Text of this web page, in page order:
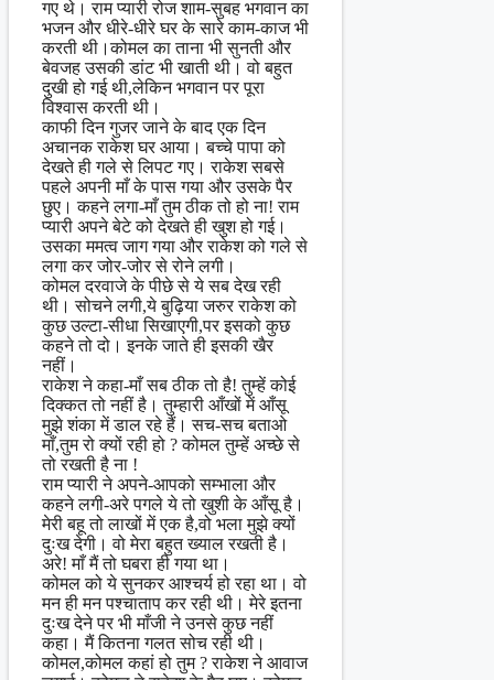
गए थे। राम प्यारी रोज शाम-सुबह भगवान का
भजन और धीरे-धीरे घर के सारे काम-काज भी
करती थी।कोमल का ताना भी सुनती और
बेवजह उसकी डांट भी खाती थी। वो बहुत
दुखी हो गई थी,लेकिन भगवान पर पूरा
विश्वास करती थी।
काफी दिन गुजर जाने के बाद एक दिन
अचानक राकेश घर आया। बच्चे पापा को
देखते ही गले से लिपट गए। राकेश सबसे
पहले अपनी माँ के पास गया और उसके पैर
छुए। कहने लगा-माँ तुम ठीक तो हो ना! राम
प्यारी अपने बेटे को देखते ही खुश हो गई।
उसका ममत्व जाग गया और राकेश को गले से
लगा कर जोर-जोर से रोने लगी।
कोमल दरवाजे के पीछे से ये सब देख रही
थी। सोचने लगी,ये बुढ़िया जरुर राकेश को
कुछ उल्टा-सीधा सिखाएगी,पर इसको कुछ
कहने तो दो। इनके जाते ही इसकी खैर
नहीं।
राकेश ने कहा-माँ सब ठीक तो है! तुम्हें कोई
दिक्कत तो नहीं है। तुम्हारी आँखों में आँसू
मुझे शंका में डाल रहे हैं। सच-सच बताओ
माँ,तुम रो क्यों रही हो ? कोमल तुम्हें अच्छे से
तो रखती है ना !
राम प्यारी ने अपने-आपको सम्भाला और
कहने लगी-अरे पगले ये तो खुशी के आँसू है।
मेरी बहू तो लाखों में एक है,वो भला मुझे क्यों
दुःख देगी। वो मेरा बहुत ख्याल रखती है।
अरे! माँ मैं तो घबरा ही गया था।
कोमल को ये सुनकर आश्चर्य हो रहा था। वो
मन ही मन पश्चाताप कर रही थी। मेरे इतना
दुःख देने पर भी माँजी ने उनसे कुछ नहीं
कहा। मैं कितना गलत सोच रही थी।
कोमल,कोमल कहां हो तुम ? राकेश ने आवाज